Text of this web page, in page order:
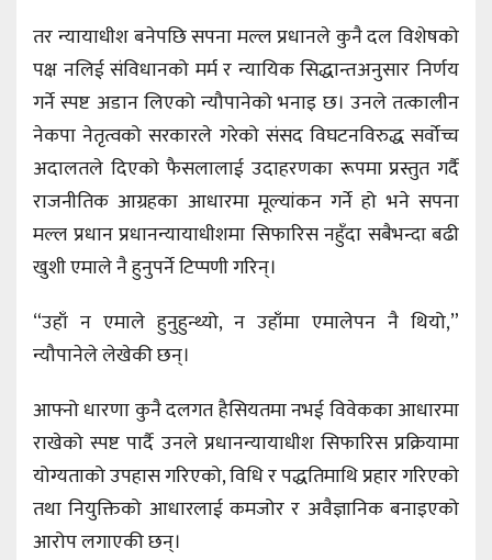
तर न्यायाधीश बनेपछि सपना मल्ल प्रधानले कुनै दल विशेषको
पक्ष नलिई संविधानको मर्म र न्यायिक सिद्धान्तअनुसार निर्णय
गर्ने स्पष्ट अडान लिएको न्यौपानेको भनाइ छ। उनले तत्कालीन
नेकपा नेतृत्वको सरकारले गरेको संसद विघटनविरुद्ध सर्वोच्च
अदालतले दिएको फैसलालाई उदाहरणका रूपमा प्रस्तुत गर्दै
राजनीतिक आग्रहका आधारमा मूल्यांकन गर्ने हो भने सपना
मल्ल प्रधान प्रधानन्यायाधीशमा सिफारिस नहुँदा सबैभन्दा बढी
खुशी एमाले नै हुनुपर्ने टिप्पणी गरिन्।
“उहाँ न एमाले हुनुहुन्थ्यो, न उहाँमा एमालेपन नै थियो,”
न्यौपानेले लेखेकी छन्।
आफ्नो धारणा कुनै दलगत हैसियतमा नभई विवेकका आधारमा
राखेको स्पष्ट पार्दै उनले प्रधानन्यायाधीश सिफारिस प्रक्रियामा
योग्यताको उपहास गरिएको, विधि र पद्धतिमाथि प्रहार गरिएको
तथा नियुक्तिको आधारलाई कमजोर र अवैज्ञानिक बनाइएको
आरोप लगाएकी छन्।